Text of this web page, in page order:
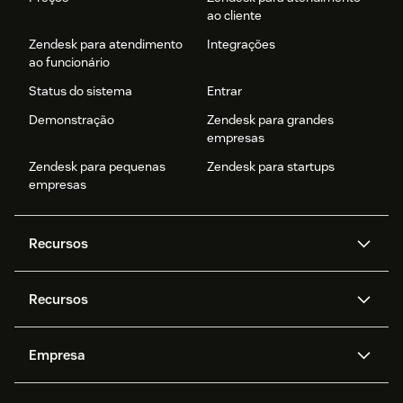
ao cliente
Zendesk para atendimento
ao funcionário
Integrações
Status do sistema
Entrar
Demonstração
Zendesk para grandes
empresas
Zendesk para pequenas
empresas
Zendesk para startups
Recursos
Zendesk AI
Mensagens e chat em tempo
real
Privacidade e proteção de
Recursos
API e desenvolvedores
Empresa